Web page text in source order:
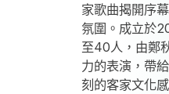
家歌曲揭開序
氛圍。成立於
至40人，由鄭
力的表演，帶
刻的客家文化